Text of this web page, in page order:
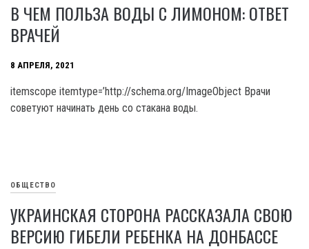
В ЧЕМ ПОЛЬЗА ВОДЫ С ЛИМОНОМ: ОТВЕТ
ВРАЧЕЙ
8 АПРЕЛЯ, 2021
itemscope itemtype=’http://schema.org/ImageObject Врачи
советуют начинать день со стакана воды.
ОБЩЕСТВО
УКРАИНСКАЯ СТОРОНА РАССКАЗАЛА СВОЮ
ВЕРСИЮ ГИБЕЛИ РЕБЕНКА НА ДОНБАССЕ